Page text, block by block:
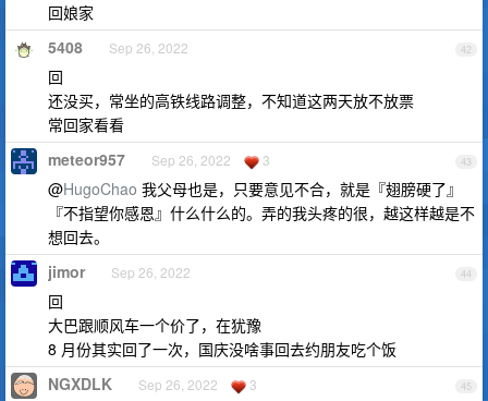
回娘家
42
5408 Sep 26, 2022
回
还没买，常坐的高铁线路调整，不知道这两天放不放票
常回家看看
43
meteor957 Sep 26, 2022 3
@HugoChao 我父母也是，只要意见不合，就是『翅膀硬了』
『不指望你感恩』什么什么的。弄的我头疼的很，越这样越是不
想回去。
44
jimor Sep 26, 2022
回
大巴跟顺风车一个价了，在犹豫
8 月份其实回了一次，国庆没啥事回去约朋友吃个饭
45
NGXDLK Sep 26, 2022 3